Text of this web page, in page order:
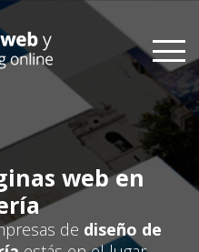
web en
de diseño de